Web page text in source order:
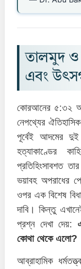
তালমুদ ও
এবং
কোরআনের ৫:৩২
নেপথ্যের
পূর্বেই আদমের দুই
হত্যাকাণ্ডের
প্রতিহিংসাবশত
ভয়াবহ অপরাধের
ওপর এক বিশেষ
দাবি। কিন্তু
প্রশ্ন দেখা দেয়:
কোথা থেকে এলো?
আব্রাহামিক